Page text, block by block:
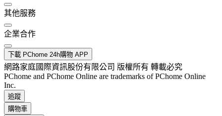
其他服務
企業合作
下載 PChome 24h購物 APP
網路家庭國際資訊股份有限公司 版權所有 轉載必究
PChome and PChome Online are trademarks of PChome Online
Inc.
追蹤
購物車